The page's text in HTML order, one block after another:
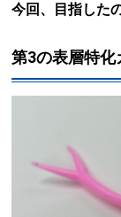
今回、目指した
第3の表層特化